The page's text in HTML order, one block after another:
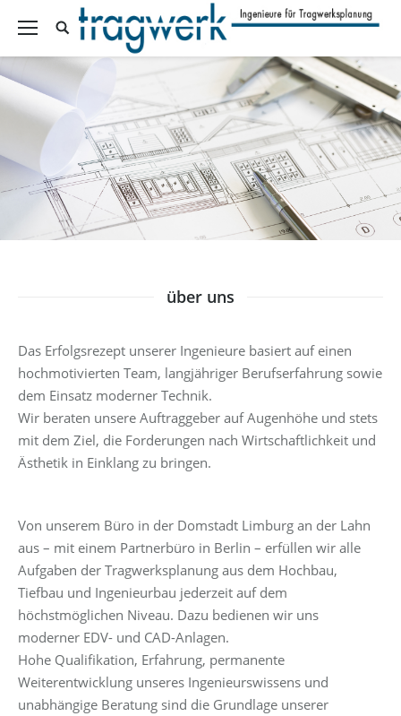
über uns
Das Erfolgsrezept unserer Ingenieure basiert auf einen
hochmotivierten Team, langjähriger Berufserfahrung sowie
dem Einsatz moderner Technik.
Wir beraten unsere Auftraggeber auf Augenhöhe und stets
mit dem Ziel, die Forderungen nach Wirtschaftlichkeit und
Ästhetik in Einklang zu bringen.
Von unserem Büro in der Domstadt Limburg an der Lahn
aus – mit einem Partnerbüro in Berlin – erfüllen wir alle
Aufgaben der Tragwerksplanung aus dem Hochbau,
Tiefbau und Ingenieurbau jederzeit auf dem
höchstmöglichen Niveau. Dazu bedienen wir uns
moderner EDV- und CAD-Anlagen.
Hohe Qualifikation, Erfahrung, permanente
Weiterentwicklung unseres Ingenieurswissens und
unabhängige Beratung sind die Grundlage unserer